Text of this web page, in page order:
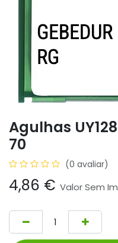
Agulhas
70
(0 avaliar)
4,86 € Valor Sem